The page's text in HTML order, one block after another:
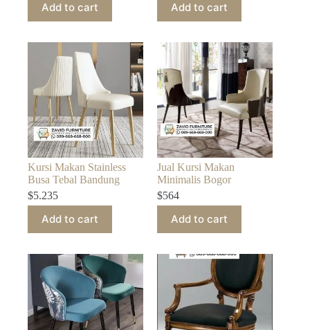
Add to cart Add to cart
Kursi Makan Stainless
Busa Tebal Bandung
$5.235
Add to cart
Jual Kursi Makan
Minimalis Bogor
$564
Add to cart